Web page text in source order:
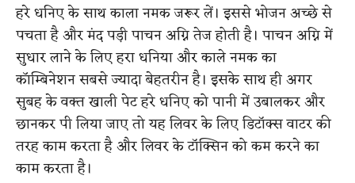
हरे धनिए के साथ काला नमक जरूर लें। इससे भोजन अच्छे से
पचता है और मंद पड़ी पाचन अग्नि तेज होती है। पाचन अग्नि में
सुधार लाने के लिए हरा धनिया और काले नमक का
कॉम्बिनेशन सबसे ज्यादा बेहतरीन है। इसके साथ ही अगर
सुबह के वक्त खाली पेट हरे धनिए को पानी में उबालकर और
छानकर पी लिया जाए तो यह लिवर के लिए डिटॉक्स वाटर की
तरह काम करता है और लिवर के टॉक्सिन को कम करने का
काम करता है।